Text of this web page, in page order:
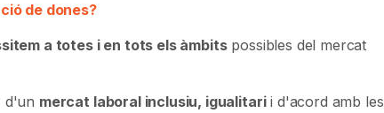
de dones?
a totes i en tots els àmbitspossibles del mercat
d'un mercat laboral inclusiu, igualitarii d'acord amb les